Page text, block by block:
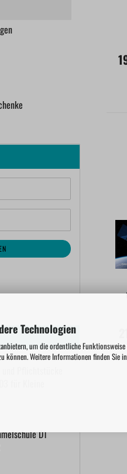
Technologien
um die ordentliche
können. Weitere Informationen finden Sie
D1